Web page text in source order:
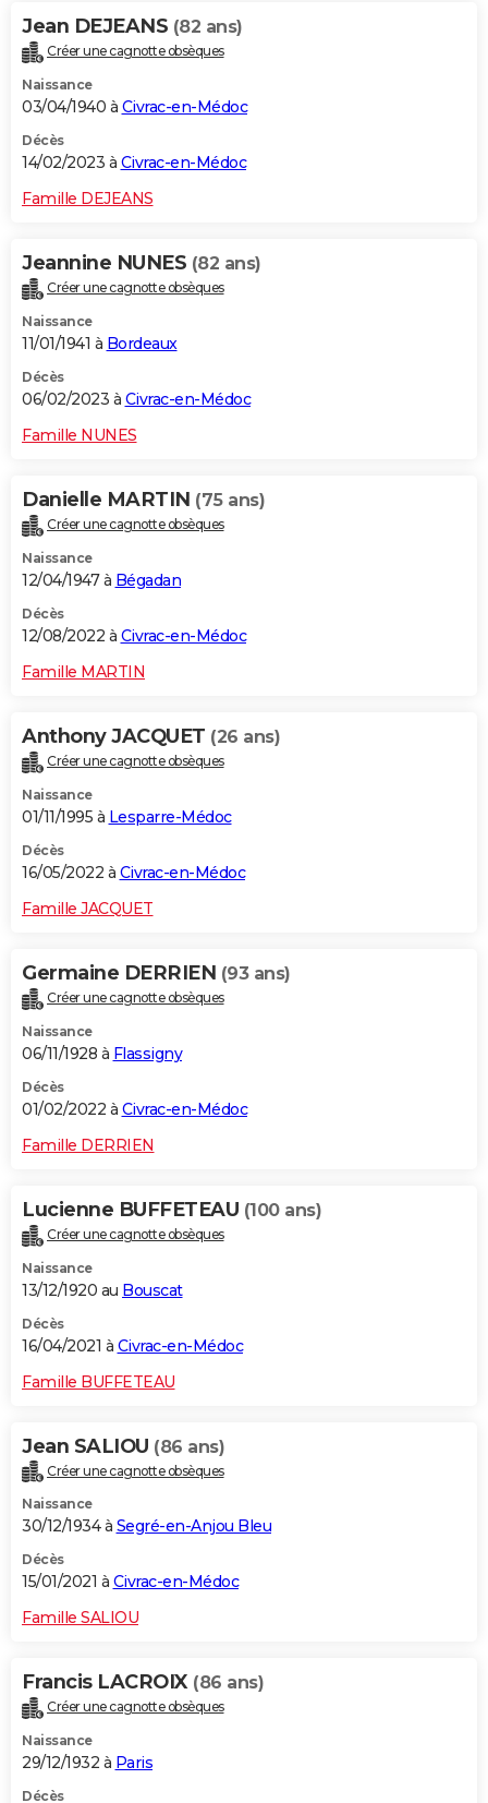
Jean DEJEANS (82 ans)
Créer une cagnotte obsèques
Naissance
03/04/1940 à Civrac-en-Médoc
Décès
14/02/2023 à Civrac-en-Médoc
Famille DEJEANS
Jeannine NUNES (82 ans)
Créer une cagnotte obsèques
Naissance
11/01/1941 à Bordeaux
Décès
06/02/2023 à Civrac-en-Médoc
Famille NUNES
Danielle MARTIN (75 ans)
Créer une cagnotte obsèques
Naissance
12/04/1947 à Bégadan
Décès
12/08/2022 à Civrac-en-Médoc
Famille MARTIN
Anthony JACQUET (26 ans)
Créer une cagnotte obsèques
Naissance
01/11/1995 à Lesparre-Médoc
Décès
16/05/2022 à Civrac-en-Médoc
Famille JACQUET
Germaine DERRIEN (93 ans)
Créer une cagnotte obsèques
Naissance
06/11/1928 à Flassigny
Décès
01/02/2022 à Civrac-en-Médoc
Famille DERRIEN
Lucienne BUFFETEAU (100 ans)
Créer une cagnotte obsèques
Naissance
13/12/1920 au Bouscat
Décès
16/04/2021 à Civrac-en-Médoc
Famille BUFFETEAU
Jean SALIOU (86 ans)
Créer une cagnotte obsèques
Naissance
30/12/1934 à Segré-en-Anjou Bleu
Décès
15/01/2021 à Civrac-en-Médoc
Famille SALIOU
Francis LACROIX (86 ans)
Créer une cagnotte obsèques
Naissance
29/12/1932 à Paris
Décès